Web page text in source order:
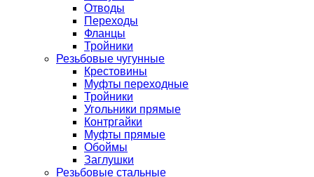
Отводы
Переходы
Фланцы
Тройники
Резьбовые чугунные
Крестовины
Муфты переходные
Тройники
Угольники прямые
Контргайки
Муфты прямые
Обоймы
Заглушки
Резьбовые стальные